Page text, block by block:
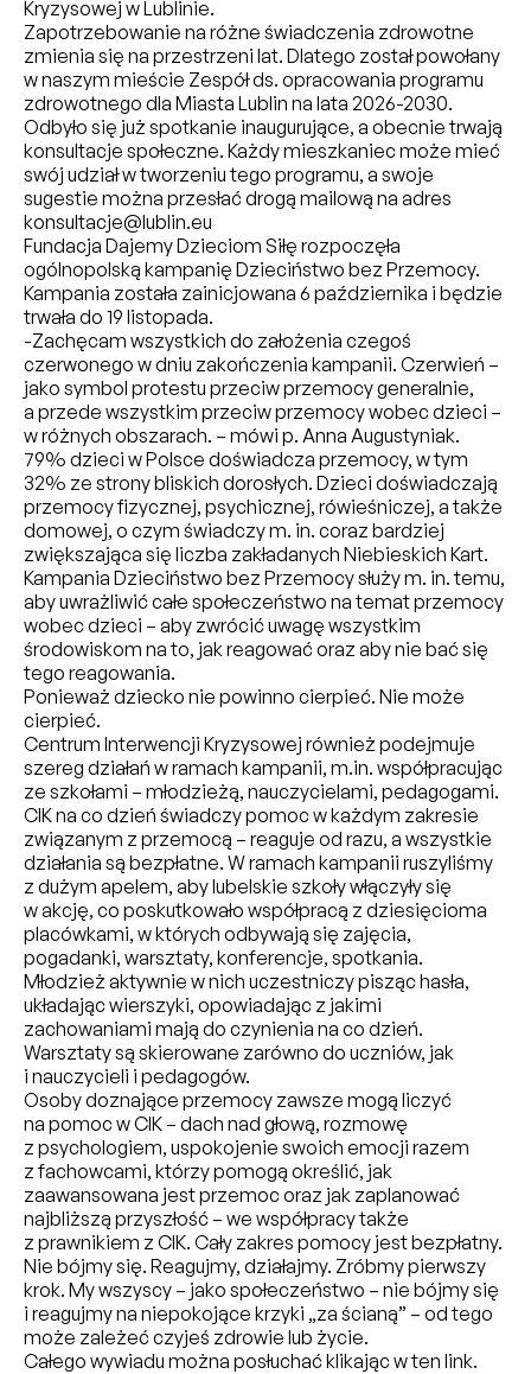
Kryzysowej w Lublinie.
Zapotrzebowanie na różne świadczenia zdrowotne
zmienia się na przestrzeni lat. Dlatego został powołany
w naszym mieście Zespół ds. opracowania programu
zdrowotnego dla Miasta Lublin na lata 2026-2030.
Odbyło się już spotkanie inaugurujące, a obecnie trwają
konsultacje społeczne. Każdy mieszkaniec może mieć
swój udział w tworzeniu tego programu, a swoje
sugestie można przesłać drogą mailową na adres
konsultacje@lublin.eu
Fundacja Dajemy Dzieciom Siłę rozpoczęła
ogólnopolską kampanię Dzieciństwo bez Przemocy.
Kampania została zainicjowana 6 października i będzie
trwała do 19 listopada.
-Zachęcam wszystkich do założenia czegoś
czerwonego w dniu zakończenia kampanii. Czerwień –
jako symbol protestu przeciw przemocy generalnie,
a przede wszystkim przeciw przemocy wobec dzieci –
w różnych obszarach. – mówi p. Anna Augustyniak.
79% dzieci w Polsce doświadcza przemocy, w tym
32% ze strony bliskich dorosłych. Dzieci doświadczają
przemocy fizycznej, psychicznej, rówieśniczej, a także
domowej, o czym świadczy m. in. coraz bardziej
zwiększająca się liczba zakładanych Niebieskich Kart.
Kampania Dzieciństwo bez Przemocy służy m. in. temu,
aby uwrażliwić całe społeczeństwo na temat przemocy
wobec dzieci – aby zwrócić uwagę wszystkim
środowiskom na to, jak reagować oraz aby nie bać się
tego reagowania.
Ponieważ dziecko nie powinno cierpieć. Nie może
cierpieć.
Centrum Interwencji Kryzysowej również podejmuje
szereg działań w ramach kampanii, m.in. współpracując
ze szkołami – młodzieżą, nauczycielami, pedagogami.
CIK na co dzień świadczy pomoc w każdym zakresie
związanym z przemocą – reaguje od razu, a wszystkie
działania są bezpłatne. W ramach kampanii ruszyliśmy
z dużym apelem, aby lubelskie szkoły włączyły się
w akcję, co poskutkowało współpracą z dziesięcioma
placówkami, w których odbywają się zajęcia,
pogadanki, warsztaty, konferencje, spotkania.
Młodzież aktywnie w nich uczestniczy pisząc hasła,
układając wierszyki, opowiadając z jakimi
zachowaniami mają do czynienia na co dzień.
Warsztaty są skierowane zarówno do uczniów, jak
i nauczycieli i pedagogów.
Osoby doznające przemocy zawsze mogą liczyć
na pomoc w CIK – dach nad głową, rozmowę
z psychologiem, uspokojenie swoich emocji razem
z fachowcami, którzy pomogą określić, jak
zaawansowana jest przemoc oraz jak zaplanować
najbliższą przyszłość – we współpracy także
z prawnikiem z CIK. Cały zakres pomocy jest bezpłatny.
Nie bójmy się. Reagujmy, działajmy. Zróbmy pierwszy
krok. My wszyscy – jako społeczeństwo – nie bójmy się
i reagujmy na niepokojące krzyki „za ścianą” – od tego
może zależeć czyjeś zdrowie lub życie.
Całego wywiadu można posłuchaćklikając w ten link.